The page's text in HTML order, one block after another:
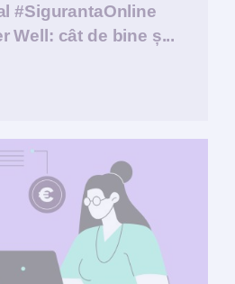
#SigurantaOnline
Well: cât de bine ș...